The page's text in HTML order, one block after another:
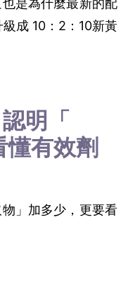
是為什麼最新的配
成 10：2：10新黃
明「
有效劑
」加多少，更要看